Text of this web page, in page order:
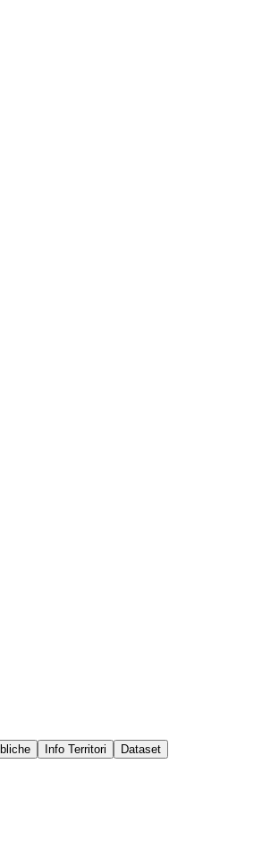
Info Territori Dataset